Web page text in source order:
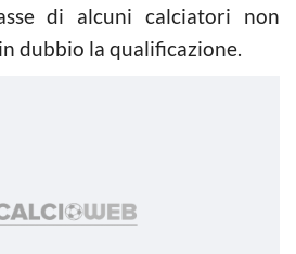
di alcuni calciatori non
dubbio la qualificazione.